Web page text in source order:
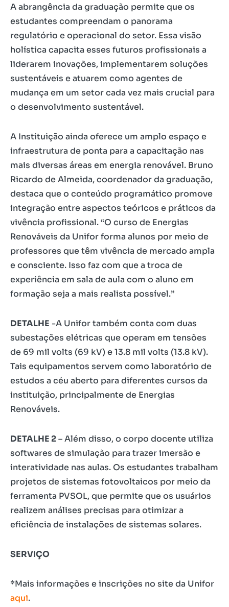
A abrangência da graduação permite que os
estudantes compreendam o panorama
regulatório e operacional do setor. Essa visão
holística capacita esses futuros profissionais a
liderarem inovações, implementarem soluções
sustentáveis e atuarem como agentes de
mudança em um setor cada vez mais crucial para
o desenvolvimento sustentável.
A Instituição ainda oferece um amplo espaço e
infraestrutura de ponta para a capacitação nas
mais diversas áreas em energia renovável. Bruno
Ricardo de Almeida, coordenador da graduação,
destaca que o conteúdo programático promove
integração entre aspectos teóricos e práticos da
vivência profissional. “O curso de Energias
Renováveis da Unifor forma alunos por meio de
professores que têm vivência de mercado ampla
e consciente. Isso faz com que a troca de
experiência em sala de aula com o aluno em
formação seja a mais realista possível.”
DETALHE -A Unifor também conta com duas
subestações elétricas que operam em tensões
de 69 mil volts (69 kV) e 13.8 mil volts (13.8 kV).
Tais equipamentos servem como laboratório de
estudos a céu aberto para diferentes cursos da
instituição, principalmente de Energias
Renováveis.
DETALHE 2– Além disso, o corpo docente utiliza
softwares de simulação para trazer imersão e
interatividade nas aulas. Os estudantes trabalham
projetos de sistemas fotovoltaicos por meio da
ferramenta PVSOL, que permite que os usuários
realizem análises precisas para otimizar a
eficiência de instalações de sistemas solares.
SERVIÇO
*Mais informações e inscrições no site da Unifor
aqui.